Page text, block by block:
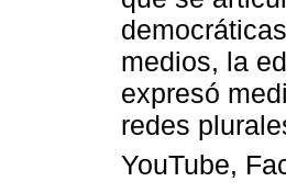
medios, la
expresó
redes
YouTube,